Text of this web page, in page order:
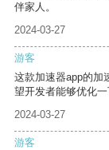
伴家人。
2024-03-27
游客
这款加速器app的加
望开发者能够优化一
2024-03-27
游客